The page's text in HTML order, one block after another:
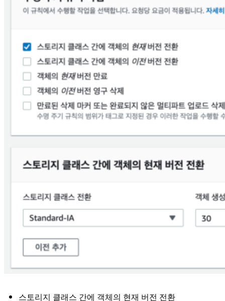
스토리지 클래스 간에 객체의 현재 버전 전환